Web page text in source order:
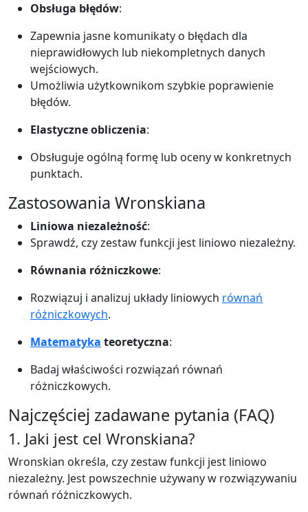
Obsługa błędów:
Zapewnia jasne komunikaty o błędach dla
nieprawidłowych lub niekompletnych danych
wejściowych.
Umożliwia użytkownikom szybkie poprawienie
błędów.
Elastyczne obliczenia:
Obsługuje ogólną formę lub oceny w konkretnych
punktach.
Zastosowania Wronskiana
Liniowa niezależność:
Sprawdź, czy zestaw funkcji jest liniowo niezależny.
Równania różniczkowe:
Rozwiązuj i analizuj układy liniowych równań
różniczkowych.
Matematyka teoretyczna:
Badaj właściwości rozwiązań równań
różniczkowych.
Najczęściej zadawane pytania (FAQ)
1. Jaki jest cel Wronskiana?
Wronskian określa, czy zestaw funkcji jest liniowo
niezależny. Jest powszechnie używany w rozwiązywaniu
równań różniczkowych.